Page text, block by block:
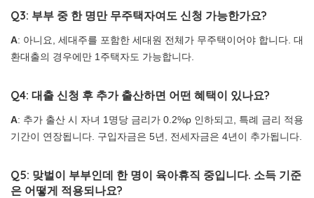
Q3: 부부 중 한 명만 무주택자여도 신청 가능한가요?
A: 아니요, 세대주를 포함한 세대원 전체가 무주택이어야 합니다. 대
환대출의 경우에만 1주택자도 가능합니다.
Q4: 대출 신청 후 추가 출산하면 어떤 혜택이 있나요?
A: 추가 출산 시 자녀 1명당 금리가 0.2%p 인하되고, 특례 금리 적용
기간이 연장됩니다. 구입자금은 5년, 전세자금은 4년이 추가됩니다.
Q5: 맞벌이 부부인데 한 명이 육아휴직 중입니다. 소득 기준
은 어떻게 적용되나요?